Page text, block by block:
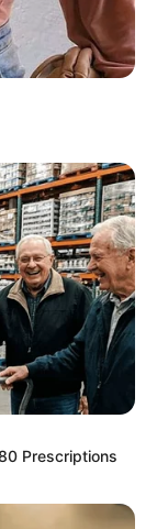
Prescriptions